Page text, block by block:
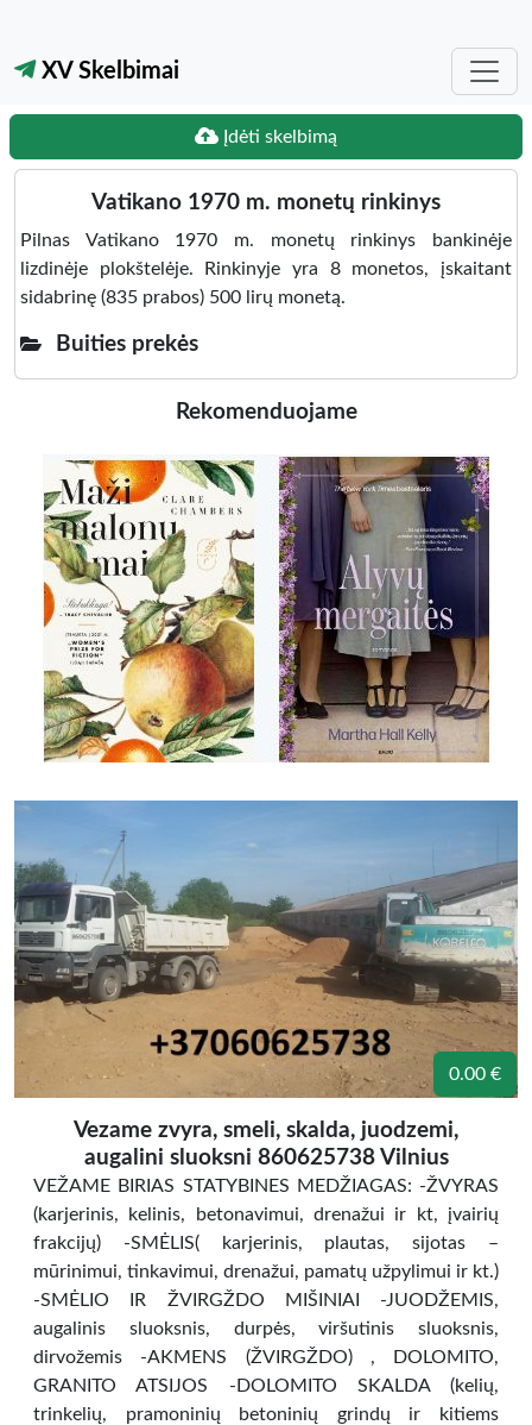
XV Skelbimai
Įdėti skelbimą
Vatikano 1970 m. monetų rinkinys
Pilnas Vatikano 1970 m. monetų rinkinys bankinėje
lizdinėje plokštelėje. Rinkinyje yra 8 monetos, įskaitant
sidabrinę (835 prabos) 500 lirų monetą.
Buities prekės
Rekomenduojame
0.00 €
Vezame zvyra, smeli, skalda, juodzemi,
augalini sluoksni 860625738 Vilnius
VEŽAME BIRIAS STATYBINES MEDŽIAGAS: -ŽVYRAS
(karjerinis, kelinis, betonavimui, drenažui ir kt, įvairių
frakcijų) -SMĖLIS( karjerinis, plautas, sijotas –
mūrinimui, tinkavimui, drenažui, pamatų užpylimui ir kt.)
-SMĖLIO IR ŽVIRGŽDO MIŠINIAI -JUODŽEMIS,
augalinis sluoksnis, durpės, viršutinis sluoksnis,
dirvožemis -AKMENS (ŽVIRGŽDO) , DOLOMITO,
GRANITO ATSIJOS -DOLOMITO SKALDA (kelių,
trinkelių, pramoninių betoninių grindų ir kitiems